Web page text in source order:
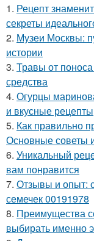
1. Рецепт
секреты
2. Музеи Москвы:
истории
3. Травы от
средства
4. Огурцы
и вкусные рецепты
5. Как правильно
Основные советы
6. Уникальный
вам понравится
7. Отзывы и опыт:
семечек 00191978
8. Преимущества
выбирать именно